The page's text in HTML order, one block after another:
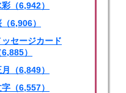
（6,942）
6,906）
ッセージカード
6,885）
（6,849）
（6,557）